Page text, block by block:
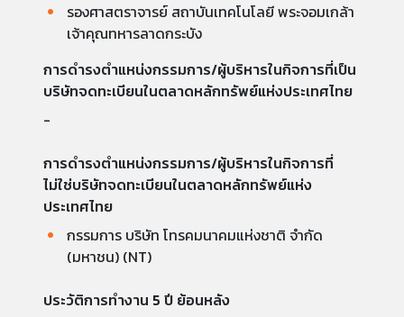
รองศาสตราจารย์ สถาบันเทคโนโลยี พระจอมเกล้า
เจ้าคุณทหารลาดกระบัง
การดำรงตำแหน่งกรรมการ/ผู้บริหารในกิจการที่เป็น
บริษัทจดทะเบียนในตลาดหลักทรัพย์แห่งประเทศไทย
-
การดำรงตำแหน่งกรรมการ/ผู้บริหารในกิจการที่
ไม่ใช่บริษัทจดทะเบียนในตลาดหลักทรัพย์แห่ง
ประเทศไทย
กรรมการ บริษัท โทรคมนาคมแห่งชาติ จํากัด
(มหาชน) (NT)
ประวัติการทำงาน 5 ปี ย้อนหลัง